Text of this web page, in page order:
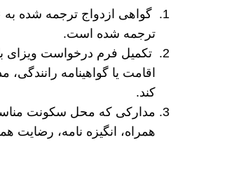
گواهی ازدواج ترجمه شده به
ترجمه شده است.
تکمیل فرم درخواست ویزای
اقامت یا گواهینامه
کند.
مدارکی که محل سکونت
همراه، انگیزه نامه، رضایت